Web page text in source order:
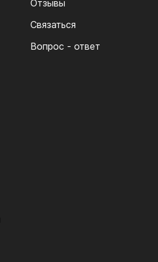
Отзывы
Связаться
Вопрос - ответ